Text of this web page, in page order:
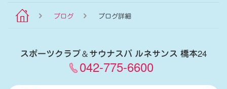
ブログ ブログ詳細
スポーツクラブ＆サウナスパ ルネサンス 橋本24
042-775-6600